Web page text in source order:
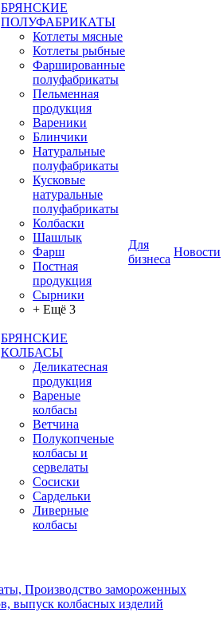
БРЯНСКИЕ
ПОЛУФАБРИКАТЫ
Котлеты мясные
Котлеты рыбные
Фаршированные
полуфабрикаты
Пельменная
продукция
Вареники
Блинчики
Натуральные
полуфабрикаты
Кусковые
натуральные
полуфабрикаты
Колбаски
Шашлык
Фарш
Постная
продукция
Сырники
+ Ещё 3
БРЯНСКИЕ
КОЛБАСЫ
Деликатесная
продукция
Вареные
колбасы
Ветчина
Полукопченые
колбасы и
сервелаты
Сосиски
Сардельки
Ливерные
колбасы
Для
бизнеса
Новости